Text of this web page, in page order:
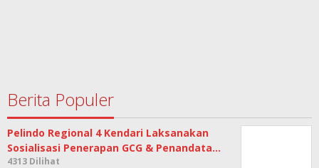
Berita Populer
Pelindo Regional 4 Kendari Laksanakan
Sosialisasi Penerapan GCG & Penandata…
4313 Dilihat